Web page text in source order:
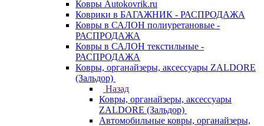
Ковры Autokovrik.ru
Коврики в БАГАЖНИК - РАСПРОДАЖА
Ковры в САЛОН полиуретановые -
РАСПРОДАЖА
Ковры в САЛОН текстильные -
РАСПРОДАЖА
Ковры, органайзеры, аксессуары ZALDORE
(Зальдор)
Назад
Ковры, органайзеры, аксессуары
ZALDORE (Зальдор)
Автомобильные ковры, органайзеры,